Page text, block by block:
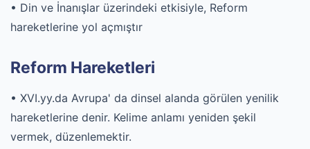
• Din ve İnanışlar üzerindeki etkisiyle, Reform
hareketlerine yol açmıştır
Reform Hareketleri
• XVI.yy.da Avrupa' da dinsel alanda görülen yenilik
hareketlerine denir. Kelime anlamı yeniden şekil
vermek, düzenlemektir.